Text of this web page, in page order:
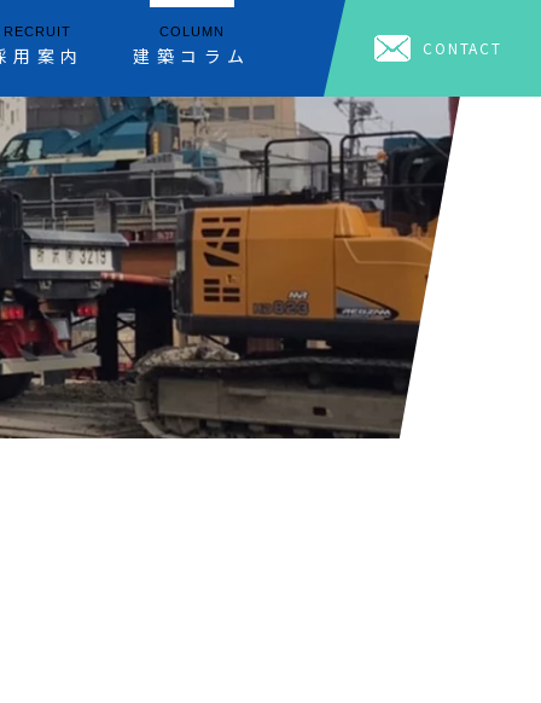
RECRUIT
用案内
COLUMN
建築コラム CONTACT